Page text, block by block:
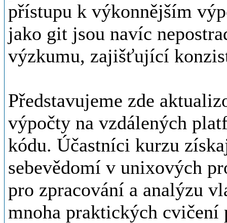
přístupu k výkonnějším
jako git jsou navíc
výzkumu, zajišťující
Představujeme zde
výpočty na vzdálených
kódu. Účastníci kurzu
sebevědomí v unixových
pro zpracování a analýzu
mnoha praktických cvičení